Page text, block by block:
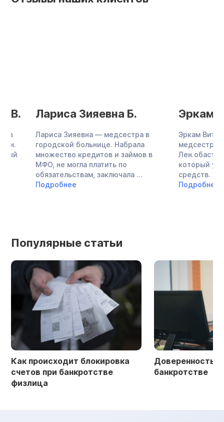
Лариса Зияевна Б.
Лариса Зияевна — медсестра в
городской больнице. Набрала
множество кредитов и займов в
МФО, не могла платить по
обязательствам, заключала ...
Подробнее
Эркам
Эркам Витальевна
медсестрой.
Лен.обасть в
который уходило
средств. Денег
Подробнее
Популярные статьи
Как происходит блокировка
счетов при банкротстве
физлица
Доверенность
банкротстве